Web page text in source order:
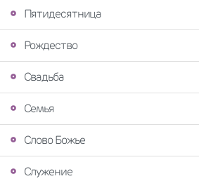
Пятидесятница
Рождество
Свадьба
Семья
Слово Божье
Служение